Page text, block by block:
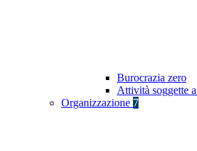
Burocrazia zero
Attività soggette
Organizzazione 7